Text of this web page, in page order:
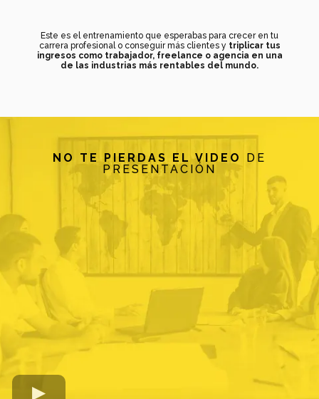
Este es el entrenamiento que esperabas para crecer en tu
carrera profesional o conseguir más clientes y triplicar tus
ingresos como trabajador, freelance o agencia en una
de las industrias más rentables del mundo.
NO TE PIERDAS EL VIDEO
DE
PRESENTACIÓN